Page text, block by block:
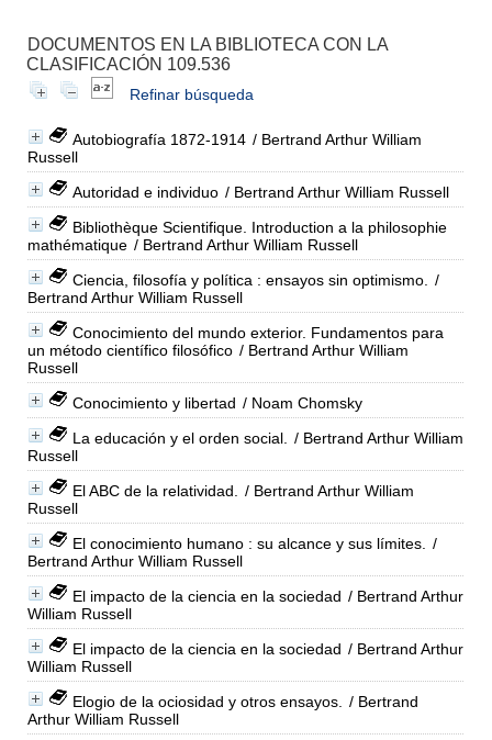
DOCUMENTOS EN LA BIBLIOTECA CON LA
CLASIFICACIÓN 109.536
Refinar búsqueda
Autobiografía 1872-1914 / Bertrand Arthur William
Russell
Autoridad e individuo / Bertrand Arthur William Russell
Bibliothèque Scientifique. Introduction a la philosophie
mathématique / Bertrand Arthur William Russell
Ciencia, filosofía y política : ensayos sin optimismo.
/
Bertrand Arthur William Russell
Conocimiento del mundo exterior. Fundamentos para
un método científico filosófico / Bertrand Arthur William
Russell
Conocimiento y libertad / Noam Chomsky
La educación y el orden social.
/ Bertrand Arthur William
Russell
El ABC de la relatividad.
/ Bertrand Arthur William
Russell
El conocimiento humano : su alcance y sus límites.
/
Bertrand Arthur William Russell
El impacto de la ciencia en la sociedad / Bertrand Arthur
William Russell
El impacto de la ciencia en la sociedad / Bertrand Arthur
William Russell
Elogio de la ociosidad y otros ensayos.
/ Bertrand
Arthur William Russell